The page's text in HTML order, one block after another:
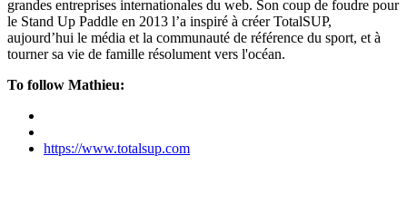
grandes entreprises internationales du web. Son coup de foudre pour
le Stand Up Paddle en 2013 l’a inspiré à créer TotalSUP,
aujourd’hui le média et la communauté de référence du sport, et à
tourner sa vie de famille résolument vers l'océan.
To follow Mathieu:
https://www.totalsup.com